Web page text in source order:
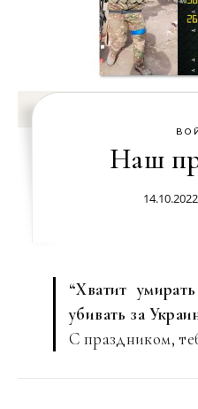
Наш
14.10.2022
“Хватит
убивать за
С праздником,